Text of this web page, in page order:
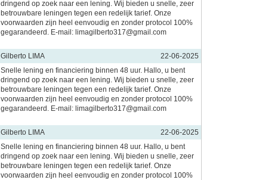
dringend op zoek naar een lening. Wij bieden u snelle, zeer
betrouwbare leningen tegen een redelijk tarief. Onze
voorwaarden zijn heel eenvoudig en zonder protocol 100%
gegarandeerd. E-mail: limagilberto317@gmail.com
Gilberto LIMA
22-06-2025
Snelle lening en financiering binnen 48 uur. Hallo, u bent
dringend op zoek naar een lening. Wij bieden u snelle, zeer
betrouwbare leningen tegen een redelijk tarief. Onze
voorwaarden zijn heel eenvoudig en zonder protocol 100%
gegarandeerd. E-mail: limagilberto317@gmail.com
Gilberto LIMA
22-06-2025
Snelle lening en financiering binnen 48 uur. Hallo, u bent
dringend op zoek naar een lening. Wij bieden u snelle, zeer
betrouwbare leningen tegen een redelijk tarief. Onze
voorwaarden zijn heel eenvoudig en zonder protocol 100%